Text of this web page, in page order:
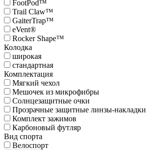
FootPod™
Trail Claw™
GaiterTrap™
eVent®
Rocker Shape™
Колодка
широкая
стандартная
Комплектация
Мягкий чехол
Мешочек из микрофибры
Солнцезащитные очки
Прозрачные защитные линзы-накладки
Комплект зажимов
Карбоновый футляр
Вид спорта
Велоспорт